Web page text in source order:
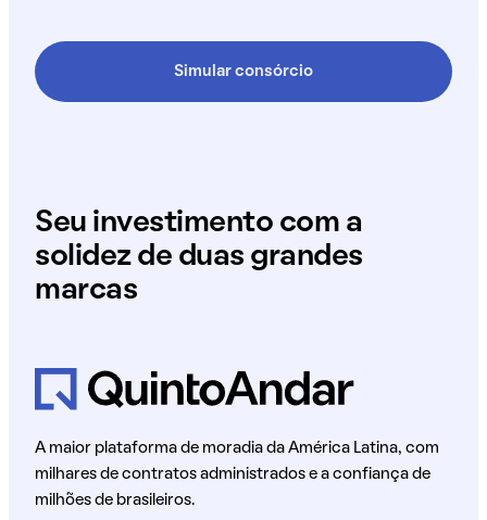
Simular consórcio
Seu investimento com a
solidez de duas grandes
marcas
A maior plataforma de moradia da América Latina, com
milhares de contratos administrados e a confiança de
milhões de brasileiros.